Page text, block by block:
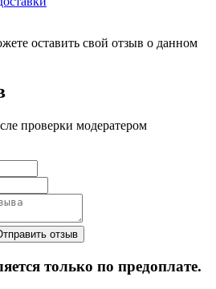
оставить свой отзыв о данном
проверки модератером
только по предоплате.